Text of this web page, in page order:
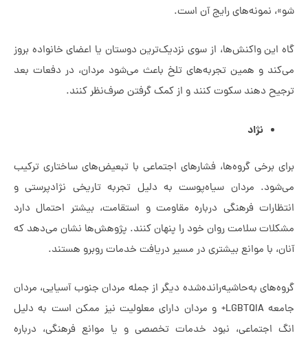
رایج آن است.
واکنش‌ها، از سوی نزدیک‌ترین دوستان یا اعضای خانواده بروز
همین تجربه‌های تلخ باعث می‌شود مردان، در دفعات بعد
سکوت کنند و از کمک گرفتن صرف‌نظر کنند.
گروه‌ها، فشارهای اجتماعی با تبعیض‌های ساختاری ترکیب
مردان سیاه‌پوست به دلیل تجربه تاریخی نژادپرستی و
فرهنگی درباره مقاومت و استقامت، بیشتر احتمال دارد
سلامت روان خود را پنهان کنند. پژوهش‌ها نشان می‌دهد که
موانع بیشتری در مسیر دریافت خدمات روبرو هستند.
به‌حاشیه‌رانده‌شده دیگر از جمله مردان جنوب آسیایی، مردان
جامعه LGBTQIA+ و مردان دارای معلولیت نیز ممکن است به دلیل
نبود خدمات تخصصی و یا موانع فرهنگی، درباره